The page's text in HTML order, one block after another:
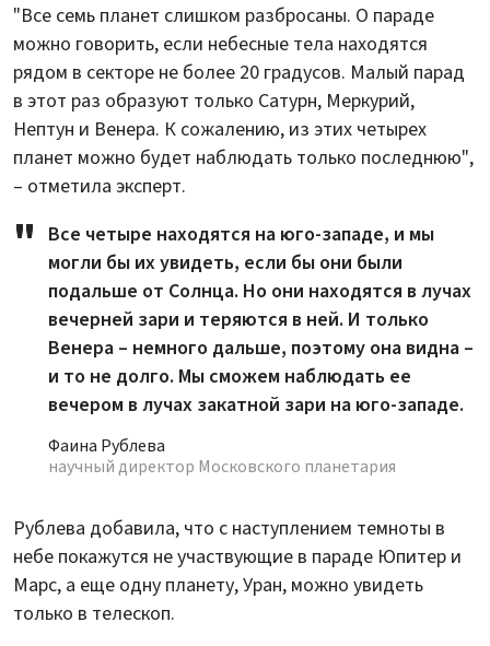
"Все семь планет слишком разбросаны. О параде
можно говорить, если небесные тела находятся
рядом в секторе не более 20 градусов. Малый парад
в этот раз образуют только Сатурн, Меркурий,
Нептун и Венера. К сожалению, из этих четырех
планет можно будет наблюдать только последнюю",
– отметила эксперт.
Все четыре находятся на юго-западе, и мы
могли бы их увидеть, если бы они были
подальше от Солнца. Но они находятся в лучах
вечерней зари и теряются в ней. И только
Венера – немного дальше, поэтому она видна –
и то не долго. Мы сможем наблюдать ее
вечером в лучах закатной зари на юго-западе.
Фаина Рублева
научный директор Московского планетария
Рублева добавила, что с наступлением темноты в
небе покажутся не участвующие в параде Юпитер и
Марс, а еще одну планету, Уран, можно увидеть
только в телескоп.